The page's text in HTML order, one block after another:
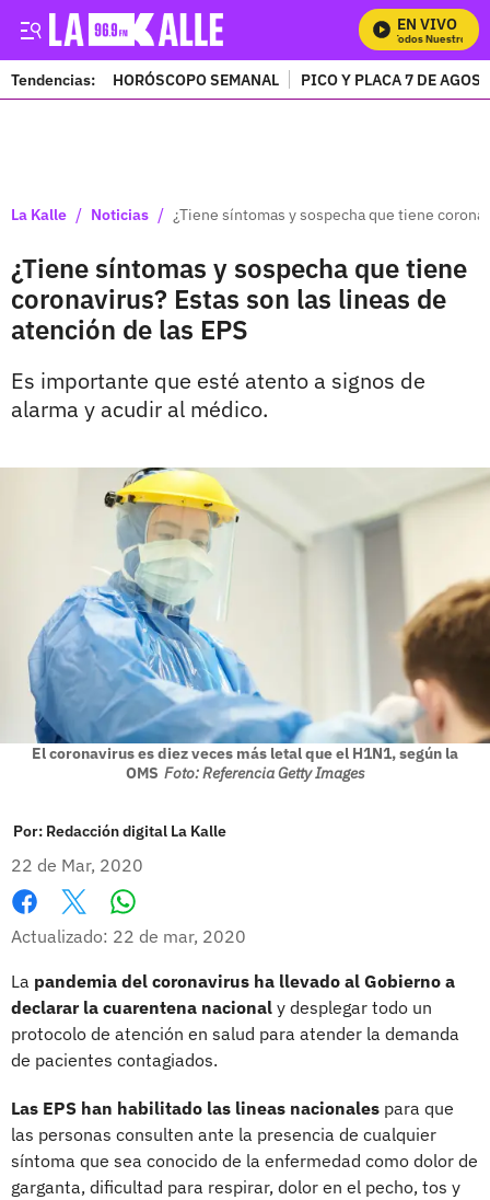
EN VIVO
Mira Todos Nuestros
Tendencias: HORÓSCOPO SEMANAL PICO Y PLACA 7 DE
La Kalle / Noticias / ¿Tiene síntomas y sospecha que tiene
¿Tiene síntomas y sospecha que tiene
coronavirus? Estas son las lineas de
atención de las EPS
Es importante que esté atento a signos de
alarma y acudir al médico.
El coronavirus es diez veces más letal que el H1N1, según la
OMS Foto: Referencia Getty Images
Por: Redacción digital La Kalle
22 de Mar, 2020
Facebook
X
Actualizado: 22 de mar, 2020
La pandemia del coronavirus ha llevado al Gobierno a
declarar la cuarentena nacional y desplegar todo un
protocolo de atención en salud para atender la demanda
de pacientes contagiados.
Las EPS han habilitado las lineas nacionales para que
las personas consulten ante la presencia de cualquier
síntoma que sea conocido de la enfermedad como dolor de
garganta, dificultad para respirar, dolor en el pecho, tos y